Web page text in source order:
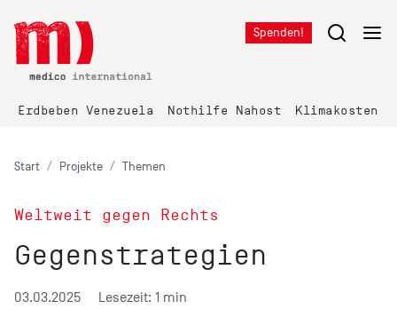
Spenden!
Erdbeben Venezuela Nothilfe Nahost Klimakosten
Start Projekte Themen
Weltweit gegen Rechts
Gegenstrategien
03.03.2025
Lesezeit: 1 min